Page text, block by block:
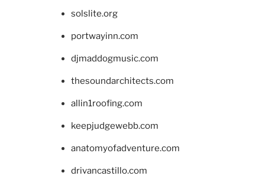
solslite.org
portwayinn.com
djmaddogmusic.com
thesoundarchitects.com
allin1roofing.com
keepjudgewebb.com
anatomyofadventure.com
drivancastillo.com